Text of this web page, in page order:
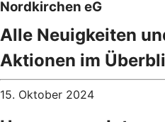
Nordkirchen eG
Alle Neuigkeiten
Aktionen im
15. Oktober 2024